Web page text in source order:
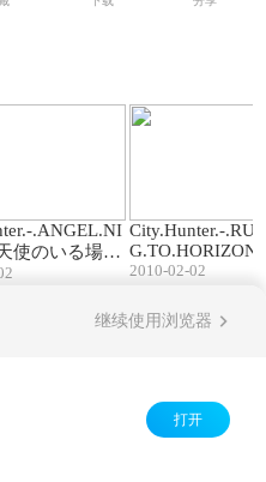
.ANGEL.NI
使のいる場所
City.Hunter.-
G.TO.HORIZON
2010-02-02
继续使用浏览器
打开